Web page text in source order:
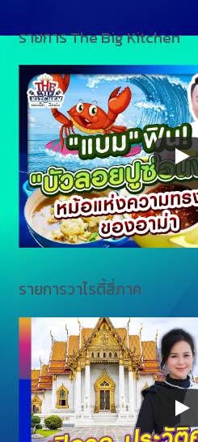
รายการ The Big Kitchen
รายการวาไรตี้สี่ภาค